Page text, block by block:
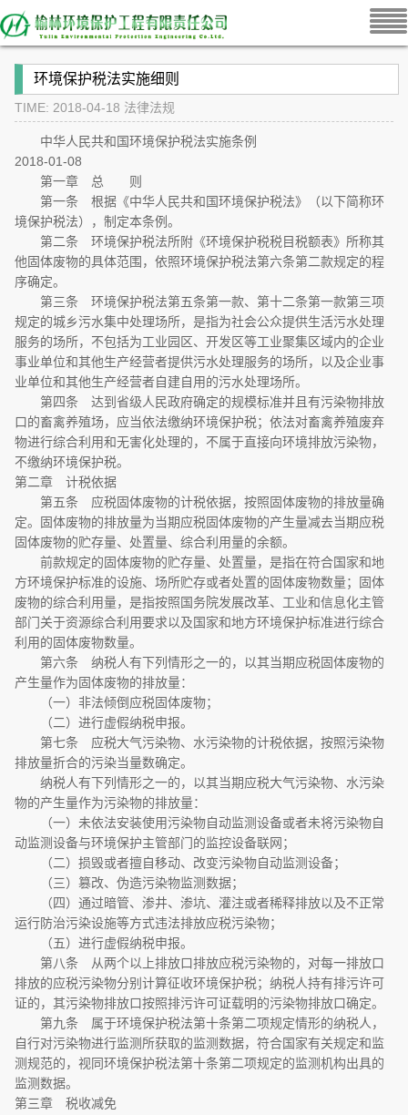
环境保护税法实施细则
TIME: 2018-04-18 法律法规
中华人民共和国环境保护税法实施条例
2018-01-08
第一章 总 则
第一条 根据《中华人民共和国环境保护税法》（以下简称环
境保护税法），制定本条例。
第二条 环境保护税法所附《环境保护税税目税额表》所称其
他固体废物的具体范围，依照环境保护税法第六条第二款规定的程
序确定。
第三条 环境保护税法第五条第一款、第十二条第一款第三项
规定的城乡污水集中处理场所，是指为社会公众提供生活污水处理
服务的场所，不包括为工业园区、开发区等工业聚集区域内的企业
事业单位和其他生产经营者提供污水处理服务的场所，以及企业事
业单位和其他生产经营者自建自用的污水处理场所。
第四条 达到省级人民政府确定的规模标准并且有污染物排放
口的畜禽养殖场，应当依法缴纳环境保护税；依法对畜禽养殖废弃
物进行综合利用和无害化处理的，不属于直接向环境排放污染物，
不缴纳环境保护税。
第二章 计税依据
第五条 应税固体废物的计税依据，按照固体废物的排放量确
定。固体废物的排放量为当期应税固体废物的产生量减去当期应税
固体废物的贮存量、处置量、综合利用量的余额。
前款规定的固体废物的贮存量、处置量，是指在符合国家和地
方环境保护标准的设施、场所贮存或者处置的固体废物数量；固体
废物的综合利用量，是指按照国务院发展改革、工业和信息化主管
部门关于资源综合利用要求以及国家和地方环境保护标准进行综合
利用的固体废物数量。
第六条 纳税人有下列情形之一的，以其当期应税固体废物的
产生量作为固体废物的排放量：
（一）非法倾倒应税固体废物；
（二）进行虚假纳税申报。
第七条 应税大气污染物、水污染物的计税依据，按照污染物
排放量折合的污染当量数确定。
纳税人有下列情形之一的，以其当期应税大气污染物、水污染
物的产生量作为污染物的排放量：
（一）未依法安装使用污染物自动监测设备或者未将污染物自
动监测设备与环境保护主管部门的监控设备联网；
（二）损毁或者擅自移动、改变污染物自动监测设备；
（三）篡改、伪造污染物监测数据；
（四）通过暗管、渗井、渗坑、灌注或者稀释排放以及不正常
运行防治污染设施等方式违法排放应税污染物；
（五）进行虚假纳税申报。
第八条 从两个以上排放口排放应税污染物的，对每一排放口
排放的应税污染物分别计算征收环境保护税；纳税人持有排污许可
证的，其污染物排放口按照排污许可证载明的污染物排放口确定。
第九条 属于环境保护税法第十条第二项规定情形的纳税人，
自行对污染物进行监测所获取的监测数据，符合国家有关规定和监
测规范的，视同环境保护税法第十条第二项规定的监测机构出具的
监测数据。
第三章 税收减免